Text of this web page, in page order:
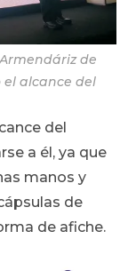
de
el alcance del
del
a él, ya que
manos y
de
de afiche.